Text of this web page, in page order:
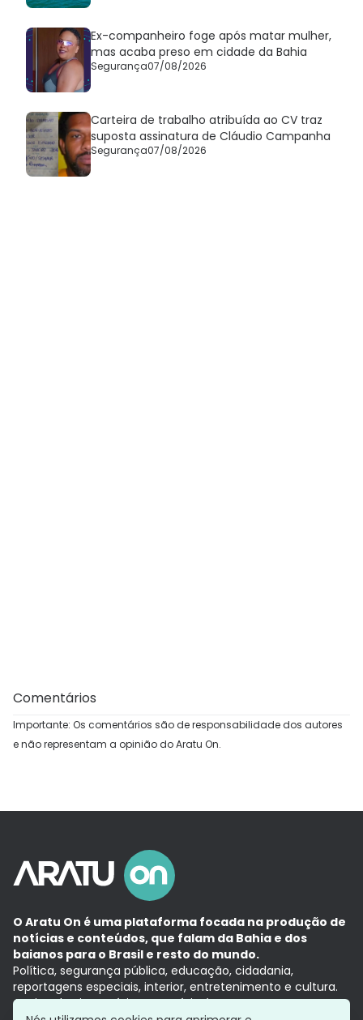
Ex-companheiro foge após matar mulher,
mas acaba preso em cidade da Bahia
Segurança07/08/2026
Carteira de trabalho atribuída ao CV traz
suposta assinatura de Cláudio Campanha
Segurança07/08/2026
Comentários
Importante: Os comentários são de responsabilidade dos autores
e não representam a opinião do Aratu On.
O Aratu On é uma plataforma focada na produção de
notícias e conteúdos, que falam da Bahia e dos
baianos para o Brasil e resto do mundo.
Política, segurança pública, educação, cidadania,
reportagens especiais, interior, entretenimento e cultura.
Aqui, tudo vira notícia e a notícia é no tempo presente,